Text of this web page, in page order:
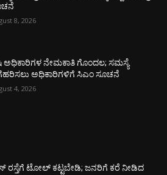
8, 2026
ಅಧಿಕಾರಿಗಳ ನೇಮಕಾತಿ ಗೊಂದಲ; ಸಮಸ್ಯೆ
ಅಧಿಕಾರಿಗಳಿಗೆ ಸಿಎಂ ಸೂಚನೆ
4, 2026
ರಸ್ತೆಗೆ ಟೋಲ್ ಕಟ್ಟಬೇಡಿ; ಜನರಿಗೆ ಕರೆ ನೀಡಿದ